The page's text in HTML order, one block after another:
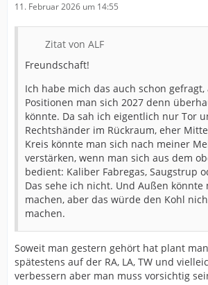
11. Februar 2026 um 14:55
Zitat von ALF
Freundschaft!
Ich habe mich das auch schon
Positionen man sich 2027 denn
könnte. Da sah ich eigentlich nur Tor
Rechtshänder im Rückraum, eher
Kreis könnte man sich nach meiner
verstärken, wenn man sich aus dem
bedient: Kaliber Fabregas, Saugstrup
Das sehe ich nicht. Und Außen könnte
machen, aber das würde den Kohl
machen.
Soweit man gestern gehört hat plant
spätestens auf der RA, LA, TW und
verbessern aber man muss vorsichtig